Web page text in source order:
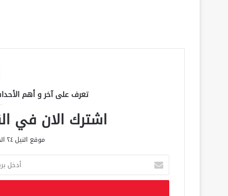
تعرف على آخر و أهم
اشترك الان في
موقع النيل ٢٤ الحصري علي مدار الساعة
خ